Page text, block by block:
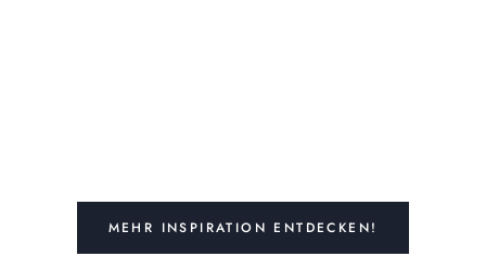
MEHR INSPIRATION ENTDECKEN!